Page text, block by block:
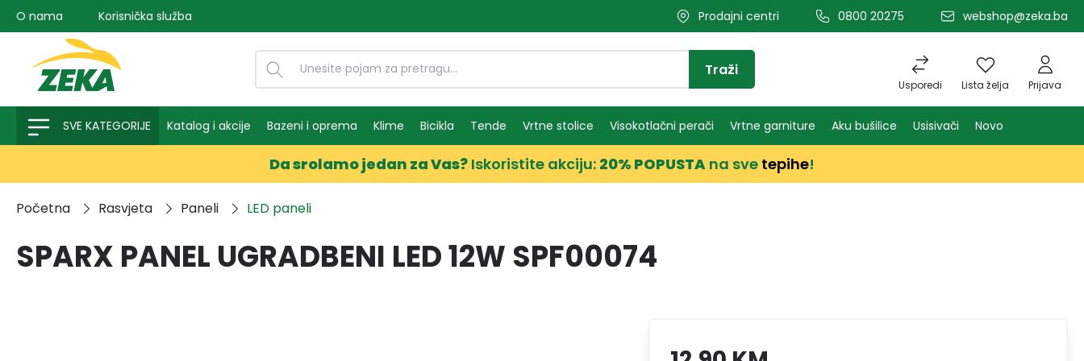
pretragu Preskoči na glavnu navigaciju
O nama Korisnička služba Prodajni centri 0800 20275 webshop@zeka.ba
Usporedi Lista želja Prijava
Traži
SVE KATEGORIJE Katalog i akcije Bazeni i oprema Klime Bicikla Tende Vrtne stolice Visokotlačni perači Vrtne garniture Aku bušilice Usisivači Novo
Da srolamo jedan za Vas? Iskoristite akciju: 20% POPUSTA na sve tepihe!
Početna Rasvjeta Paneli LED paneli
SPARX PANEL UGRADBENI LED 12W SPF00074